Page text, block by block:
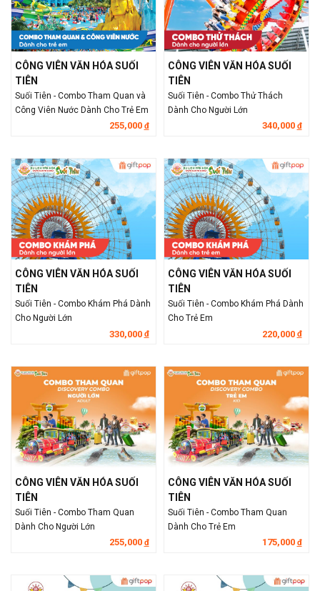
CÔNG VIÊN VĂN HÓA SUỐI
TIÊN
Suối Tiên - Combo Tham Quan và
Công Viên Nước Dành Cho Trẻ Em
255,000 đ
CÔNG VIÊN VĂN HÓA SUỐI
TIÊN
Suối Tiên - Combo Thử Thách
Dành Cho Người Lớn
340,000 đ
CÔNG VIÊN VĂN HÓA SUỐI
TIÊN
Suối Tiên - Combo Khám Phá Dành
Cho Người Lớn
330,000 đ
CÔNG VIÊN VĂN HÓA SUỐI
TIÊN
Suối Tiên - Combo Khám Phá Dành
Cho Trẻ Em
220,000 đ
CÔNG VIÊN VĂN HÓA SUỐI
TIÊN
Suối Tiên - Combo Tham Quan
Dành Cho Người Lớn
255,000 đ
CÔNG VIÊN VĂN HÓA SUỐI
TIÊN
Suối Tiên - Combo Tham Quan
Dành Cho Trẻ Em
175,000 đ